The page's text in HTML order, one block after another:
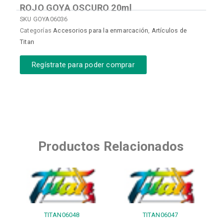
ROJO GOYA OSCURO 20ml
SKU GOYA06036
Categorías Accesorios para la enmarcación, Artículos de
Titan
Regístrate para poder comprar
Productos Relacionados
TITAN06048 TITAN06047